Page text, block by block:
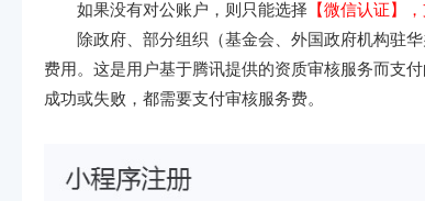
如果没有对公账户，则只能选择 【微信认证】
除政府、部分组织（基金会、外国政府机构驻
费用。这是用户基于腾讯提供的资质审核服务而支
成功或失败，都需要支付审核服务费。